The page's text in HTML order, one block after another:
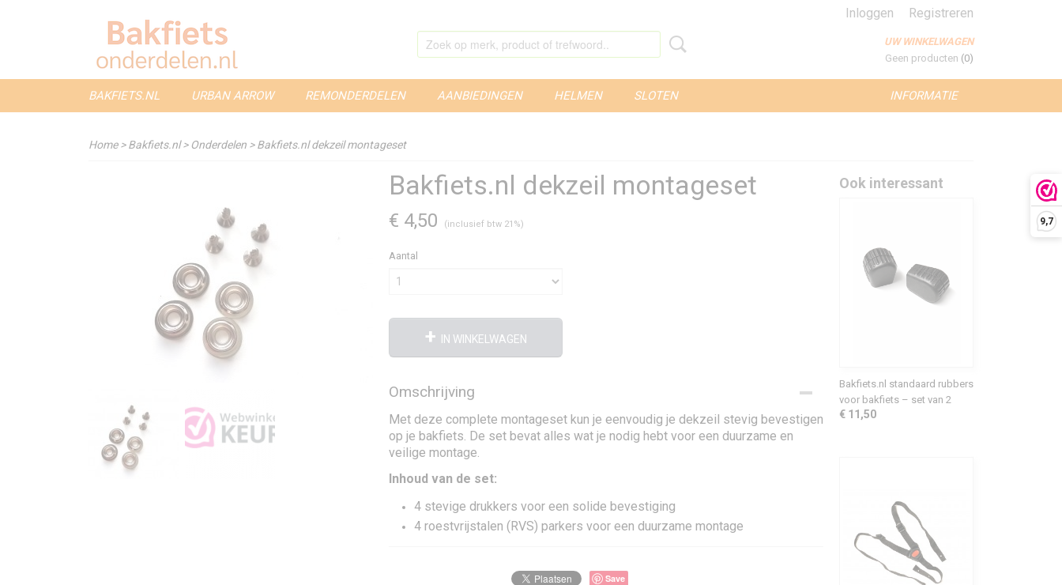
9,7
Inloggen Registreren
UW WINKELWAGEN
Geen producten (0)
INFORMATIE
BAKFIETS.NL URBAN ARROW REMONDERDELEN AANBIEDINGEN HELMEN SLOTEN
Home>Bakfiets.nl> Onderdelen >Bakfiets.nl dekzeil montageset
Bakfiets.nl dekzeil montageset
€ 4,50 (inclusief btw 21%)
Aantal
IN WINKELWAGEN
Omschrijving
Met deze complete montageset kun je eenvoudig je dekzeil stevig bevestigen
op je bakfiets. De set bevat alles wat je nodig hebt voor een duurzame en
veilige montage.
Inhoud van de set:
4 stevige drukkers voor een solide bevestiging
4 roestvrijstalen (RVS) parkers voor een duurzame montage
Save
Ook interessant
Bakfiets.nl standaard rubbers
voor bakfiets – set van 2
€ 11,50